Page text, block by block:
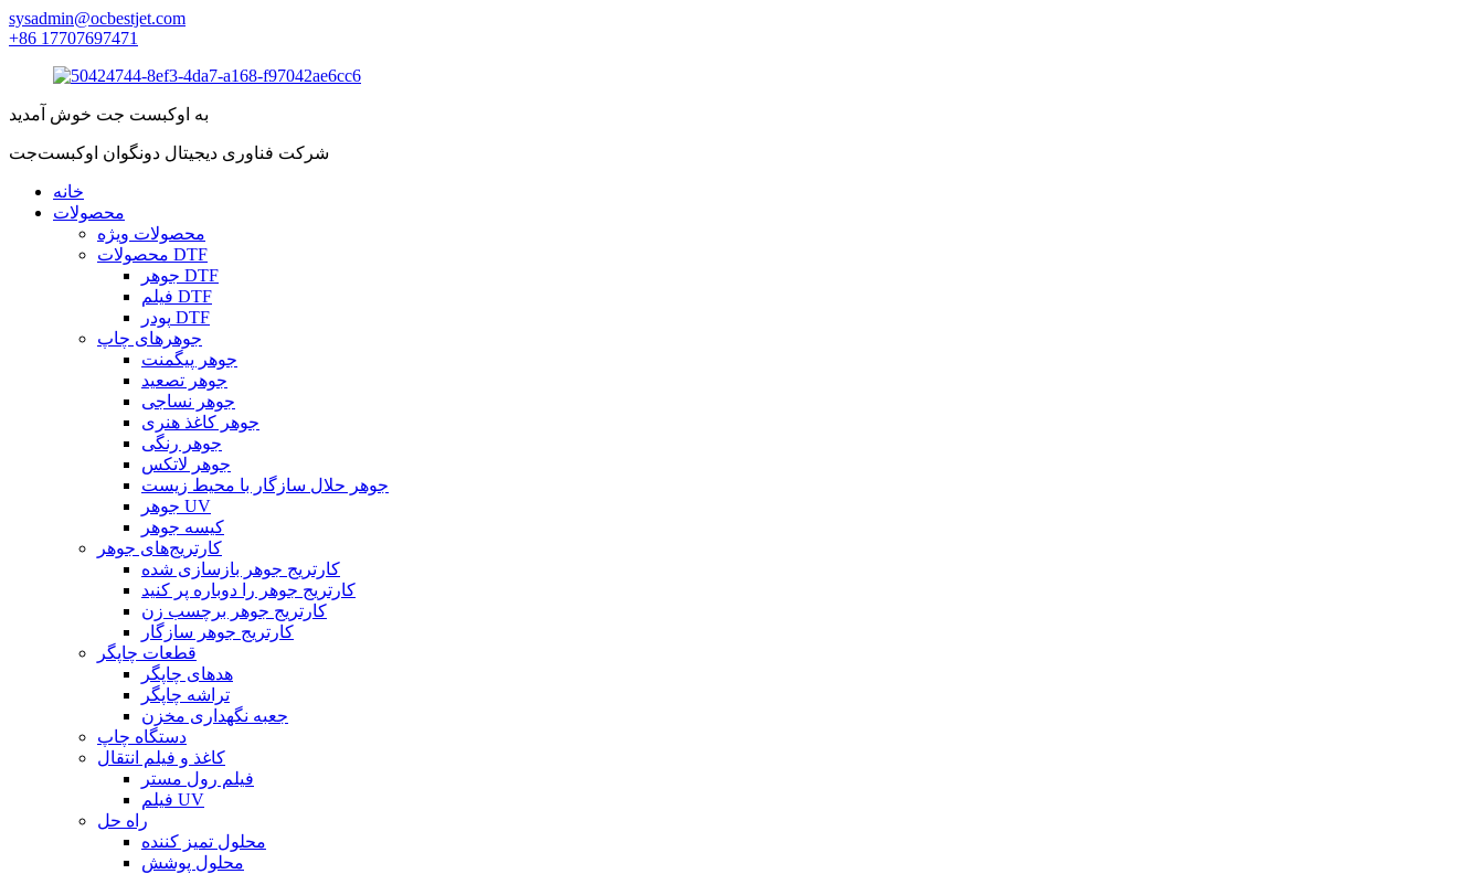
sysadmin@ocbestjet.com
‎+86 17707697471‎
به اوکبست جت خوش آمدید
شرکت فناوری دیجیتال دونگوان اوکبست‌جت
خانه
محصولات
محصولات ویژه
محصولات DTF
جوهر DTF
فیلم DTF
پودر DTF
جوهرهای چاپ
جوهر پیگمنت
جوهر تصعید
جوهر نساجی
جوهر کاغذ هنری
جوهر رنگی
جوهر لاتکس
جوهر حلال سازگار با محیط زیست
جوهر UV
کیسه جوهر
کارتریج‌های جوهر
کارتریج جوهر بازسازی شده
کارتریج جوهر را دوباره پر کنید
کارتریج جوهر برچسب زن
کارتریج جوهر سازگار
قطعات چاپگر
هدهای چاپگر
تراشه چاپگر
جعبه نگهداری مخزن
دستگاه چاپ
کاغذ و فیلم انتقال
فیلم رول مستر
فیلم UV
راه حل
محلول تمیز کننده
محلول پوشش